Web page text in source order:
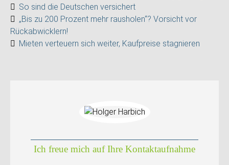
So sind die Deutschen versichert
„Bis zu 200 Prozent mehr rausholen“? Vorsicht vor
Rückabwicklern!
Mieten verteuern sich weiter, Kaufpreise stagnieren
Ich freue mich auf Ihre Kontaktaufnahme